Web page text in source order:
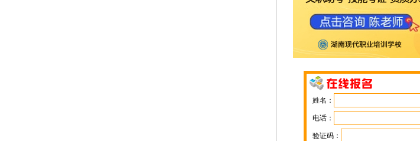
姓名：
电话：
验证码：